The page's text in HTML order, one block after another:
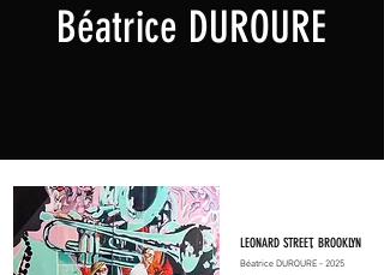
Béatrice DUROURE
LEONARD STREET, BROOKLYN
Béatrice DUROURE - 2025